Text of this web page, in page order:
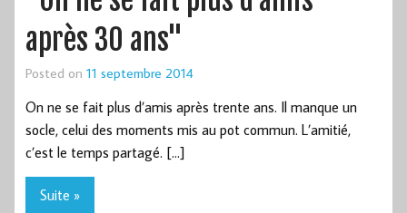
après 30 ans"
Posted on 11 septembre 2014
On ne se fait plus d’amis après trente ans. Il manque un
socle, celui des moments mis au pot commun. L’amitié,
c’est le temps partagé. […]
Suite »